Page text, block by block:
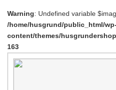
Warning: Undefined variable
/home/husgrund/public_html/wp-
content/themes/
163